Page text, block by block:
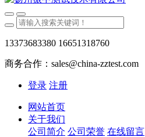
13373683380 16651318760
商务合作：sales@china-zztest.com
登录 注册
网站首页
关于我们
公司简介 公司荣誉 在线留言